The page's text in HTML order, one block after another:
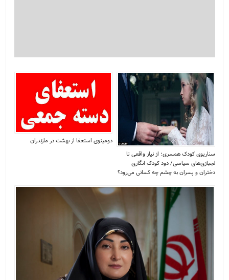
سناریوی کودک همسری؛ از نیاز واقعی تا
لجبازی‌های سیاسی/ دود کودک انگاری
دختران و پسران به چشم چه کسانی می‌رود؟
دومینوی استعفا از بهشت در مازندران